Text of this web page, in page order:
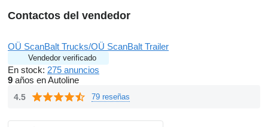
Contactos del vendedor
OÜ ScanBalt Trucks/OÜ ScanBalt Trailer
Vendedor verificado
En stock: 275 anuncios
9 años en Autoline
4.5 79 reseñas